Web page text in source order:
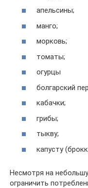
апельсины;
манго;
морковь;
томаты;
огурцы
болгарский
кабачки;
грибы;
тыкву;
капусту
Несмотря на
ограничить